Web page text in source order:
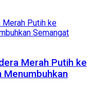
Merah Putih ke
Menumbuhkan